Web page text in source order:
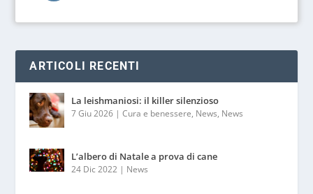
ARTICOLI RECENTI
La leishmaniosi: il killer silenzioso
7 Giu 2026 |Cura e benessere, News, News
L’albero di Natale a prova di cane
24 Dic 2022 | News